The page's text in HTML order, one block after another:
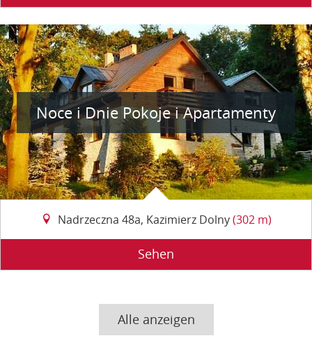
Noce i Dnie Pokoje i Apartamenty
Nadrzeczna 48a, Kazimierz Dolny(302 m)
Sehen
Alle anzeigen